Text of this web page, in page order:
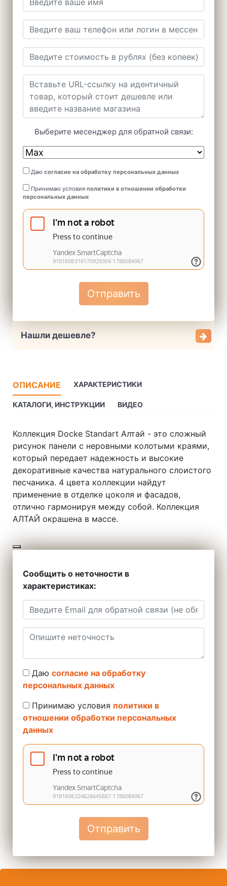
Выберите месенджер для обратной связи:
Даю согласие на обработку персональных данных
Принимаю условия политики в отношении обработки
персональных данных
Отправить
Нашли дешевле?
ОПИСАНИЕ ХАРАКТЕРИСТИКИ
КАТАЛОГИ, ИНСТРУКЦИИ ВИДЕО
Коллекция Docke Standart Алтай - это сложный
рисунок панели c неровными колотыми краями,
который передает надежность и высокие
декоративные качества натурального слоистого
песчаника. 4 цвета коллекции найдут
применение в отделке цоколя и фасадов,
отлично гармонируя между собой. Коллекция
АЛТАЙ окрашена в массе.
Сообщить о неточности в
характеристиках:
Даю согласие на обработку
персональных данных
Принимаю условия политики в
отношении обработки персональных
данных
Отправить